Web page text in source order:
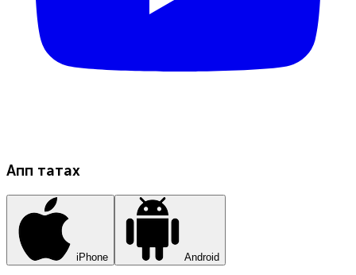
Апп татах
iPhone Android